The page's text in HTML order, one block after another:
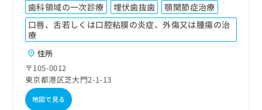
歯科領域の一次診療 埋伏歯抜歯
顎関節症治療
口唇、舌若しくは口腔粘膜の炎症、外傷又は腫瘍の治
療
住所
〒105-0012
東京都港区芝大門2-1-13
地図で見る